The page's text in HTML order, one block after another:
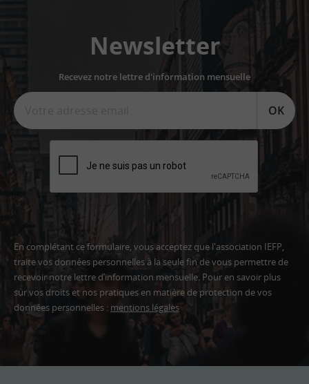
Newsletter
Recevez notre lettre d'information mensuelle
OK
En complétant ce formulaire, vous acceptez que l'association IEFP,
traite vos données personnelles à la seule fin de vous permettre de
recevoir notre lettre d’information mensuelle. Pour en savoir plus
sur vos droits et nos pratiques en matière de protection de vos
données personnelles : mentions légales